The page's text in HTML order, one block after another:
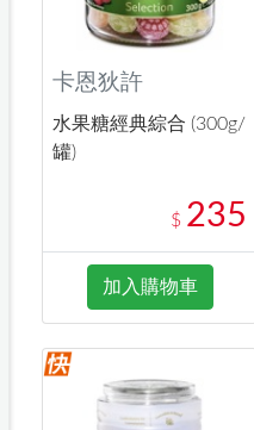
卡恩狄許
水果糖經典綜合 (300g/
罐)
$ 235
加入購物車